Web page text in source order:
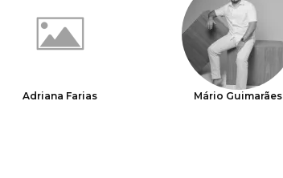
Adriana Farias Mário Guimarães